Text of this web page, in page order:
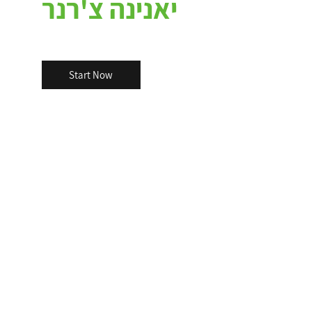
יאנינה צ'רנר
Start Now